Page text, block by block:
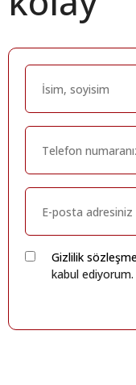
Gizlilik
kabul ediyorum.